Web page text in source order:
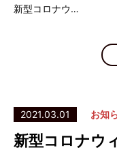
新型コロナウ…
2021.03.01 お知
新型コロナウ